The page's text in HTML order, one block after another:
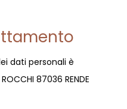
dati personali è
87036 RENDE